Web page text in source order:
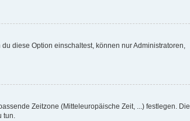
diese Option einschaltest, können nur Administratoren,
Zeitzone (Mitteleuropäische Zeit, ...) festlegen. Die
tun.